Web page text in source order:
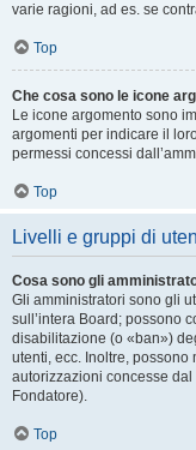
varie ragioni, ad es. se
Top
Che cosa sono le icone
Le icone argomento sono
argomenti per indicare il
permessi concessi
Top
Livelli e gruppi di
Cosa sono gli
Gli amministratori sono gli
sull’intera Board; possono
disabilitazione (o «ban»)
utenti, ecc. Inoltre, possono
autorizzazioni concesse
Fondatore).
Top